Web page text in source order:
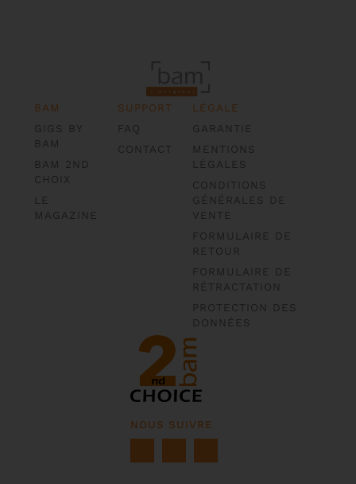
BAM
GIGS BY
BAM
BAM 2ND
CHOIX
LE
MAGAZINE
SUPPORT
FAQ
CONTACT
LÉGALE
GARANTIE
MENTIONS
LÉGALES
CONDITIONS
GÉNÉRALES DE
VENTE
FORMULAIRE DE
RETOUR
FORMULAIRE DE
RÉTRACTATION
PROTECTION DES
DONNÉES
NOUS SUIVRE